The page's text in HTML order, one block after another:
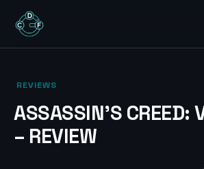
REVIEWS
‎ REVIEWS‎
ASSASSIN’S CREED:
– REVIEW